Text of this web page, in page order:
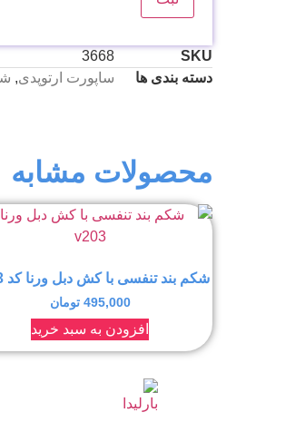
SKU
3668
دسته بندی ها
ساپورت ارتوپدی,
محصولات مشابه
شکم بند تنفسی با کش دبل ورنا کد v203
495,000 تومان
افزودن به سبد خرید